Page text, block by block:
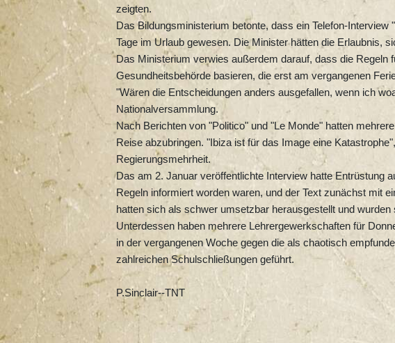
zeigten.
Das Bildungsministerium betonte, dass ein Telefon-
Tage im Urlaub gewesen. Die Minister hätten die Erlaubnis,
Das Ministerium verwies außerdem darauf, dass die Regeln
Gesundheitsbehörde basieren, die erst am vergangenen
"Wären die Entscheidungen anders ausgefallen, wenn ich
Nationalversammlung.
Nach Berichten von "Politico" und "Le Monde" hatten
Reise abzubringen. "Ibiza ist für das Image eine
Regierungsmehrheit.
Das am 2. Januar veröffentlichte Interview hatte Entrüstung
Regeln informiert worden waren, und der Text zunächst mit
hatten sich als schwer umsetzbar herausgestellt und
Unterdessen haben mehrere Lehrergewerkschaften für
in der vergangenen Woche gegen die als chaotisch
zahlreichen Schulschließungen geführt.
P.Sinclair--TNT